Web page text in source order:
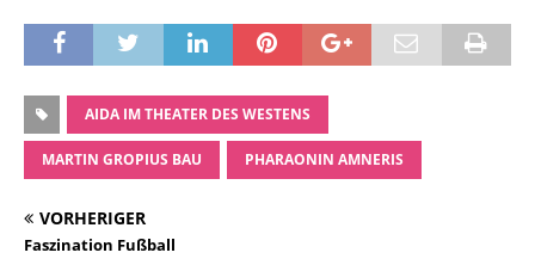
AIDA IM THEATER DES WESTENS
MARTIN GROPIUS BAU PHARAONIN AMNERIS
VORHERIGER
Faszination Fußball